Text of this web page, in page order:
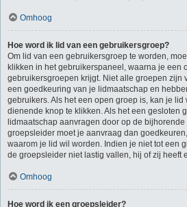
Omhoog
Hoe word ik lid van een gebruikersgroep?
Om lid van een gebruikersgroep te worden,
klikken in het gebruikerspaneel, waarna je een
gebruikersgroepen krijgt. Niet alle groepen zijn
een goedkeuring van je lidmaatschap en
gebruikers. Als het een open groep is, kan je
dienende knop te klikken. Als het een gesloten
lidmaatschap aanvragen door op de
groepsleider moet je aanvraag dan
waarom je lid wil worden. Indien je niet tot een
de groepsleider niet lastig vallen, hij of zij heeft
Omhoog
Hoe word ik een groepsleider?